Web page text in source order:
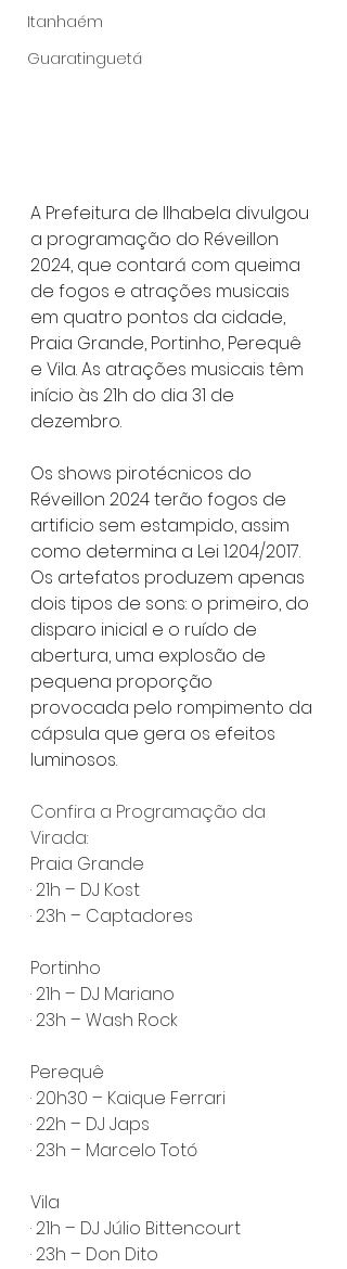
Itanhaém
Guaratinguetá
A Prefeitura de Ilhabela divulgou
a programação do Réveillon
2024, que contará com queima
de fogos e atrações musicais
em quatro pontos da cidade,
Praia Grande, Portinho, Perequê
e Vila. As atrações musicais têm
início às 21h do dia 31 de
dezembro.
Os shows pirotécnicos do
Réveillon 2024 terão fogos de
artificio sem estampido, assim
como determina a Lei 1.204/2017.
Os artefatos produzem apenas
dois tipos de sons: o primeiro, do
disparo inicial e o ruído de
abertura, uma explosão de
pequena proporção
provocada pelo rompimento da
cápsula que gera os efeitos
luminosos.
Confira a Programação da
Virada:
Praia Grande
· 21h – DJ Kost
· 23h – Captadores
Portinho
· 21h – DJ Mariano
· 23h – Wash Rock
Perequê
· 20h30 – Kaique Ferrari
· 22h – DJ Japs
· 23h – Marcelo Totó
Vila
· 21h – DJ Júlio Bittencourt
· 23h – Don Dito